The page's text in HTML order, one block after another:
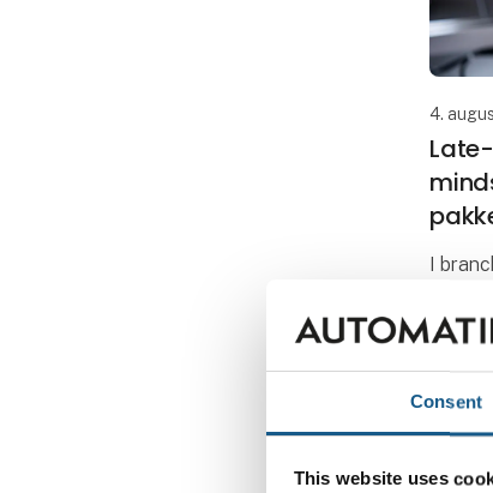
Consent
This website uses
4.
I
tværs